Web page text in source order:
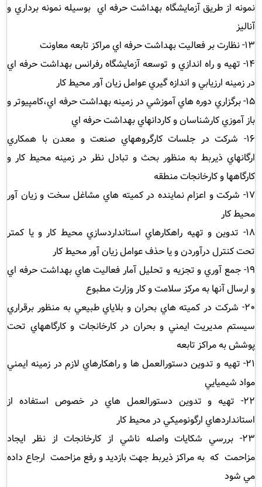
نمونه از طريق آزمايشگاه بهداشت حرفه اي بوسيله نمونه برداري و
آناليز
13- نظارت بر فعاليت بهداشت حرفه اي مراكز تابعه معاونت
14- تهيه و راه اندازي و توسعه آزمايشگاه رفرانس بهداشت حرفه اي
در زمينه ارزيابي و اندازه گيري عوامل زيان آور محيط كار
15- برگزاري دوره هاي آموزشي در زمينه بهداشت حرفه اي،كامپيوتر و
باز آموزي كارشناسان و كاردانهاي بهداشت حرفه اي
16- شركت در جلسات كارگروههاي صنعت و معدن با همكاري
ارگانهاي ذيربط به منظور بحث و تبادل نظر در زمينه محيط كار و
كارگاهها و كارخانجات منطقه
17- شركت و اعزام نماينده در كميته هاي مشاغل سخت و زيان آور
محيط كار
18- تدوين و تهيه راهكارهاي استانداردسازي محيط كار و يا كمتر
تحت كنترل درآوردن و يا حذف عوامل زيان آور محيط كار
19- جمع آوري و تجزيه و تحليل آمار فعاليت هاي بهداشت حرفه اي
و ارسال آنها به مركز سلامت و كار وزارت مطبوع
20- شركت در كميته هاي بحران و بلاياي طبيعي به منظور برقراري
سيستم مديريت ايمني و بحران در كارخانجات و كارگاههاي تحت
پوشش به مراكز تابعه
21- تهيه و تدوين دستورالعمل ها و راهكارهاي لازم در زمينه ايمني
مواد شيميايي
22- تهيه و تدوين دستورالعمل هاي در خصوص استفاده از
استانداردهاي ارگونوميكي در محيط كار
23- بررسي شكايات واصله ناشي از كارخانجات از نظر ايجاد
مزاحمت كه به مراكز ذيربط جهت بازديد و رفع مزاحمت ارجاع داده
مي شود